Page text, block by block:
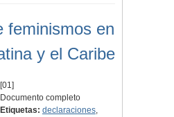
feminismos en
y el Caribe
[01]
Documento completo
Etiquetas: declaraciones,